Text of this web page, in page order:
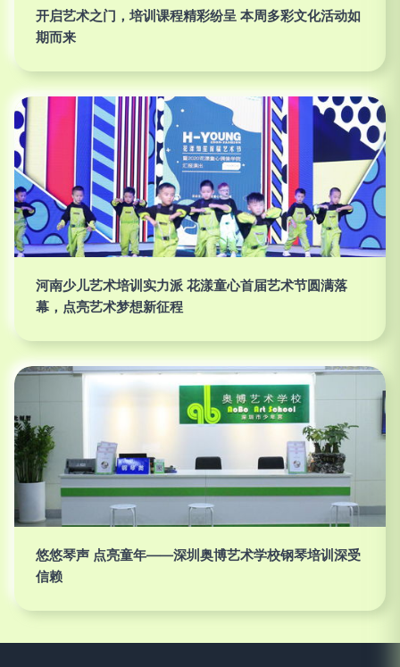
开启艺术之门，培训课程精彩纷呈 本周多彩文化活动如
期而来
河南少儿艺术培训实力派 花漾童心首届艺术节圆满落
幕，点亮艺术梦想新征程
悠悠琴声 点亮童年——深圳奥博艺术学校钢琴培训深受
信赖